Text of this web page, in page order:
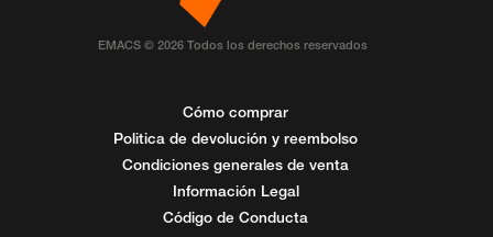
EMACS © 2026 Todos los derechos reservados
Cómo comprar
Politica de devolución y reembolso
Condiciones generales de venta
Información Legal
Código de Conducta